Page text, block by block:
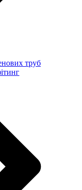
труб